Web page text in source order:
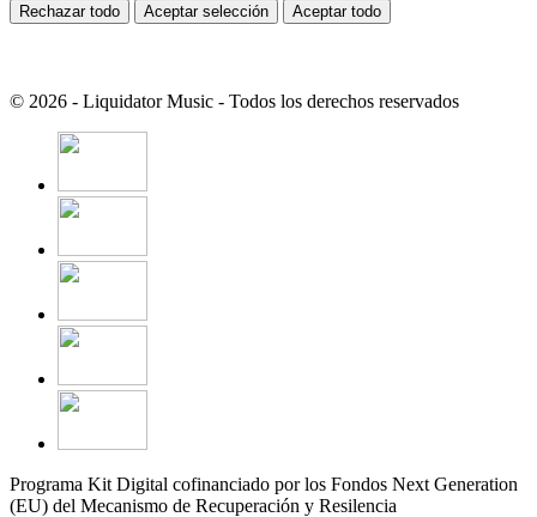
Rechazar todo
Aceptar selección Aceptar todo
© 2026 - Liquidator Music - Todos los derechos reservados
Programa Kit Digital cofinanciado por los Fondos Next Generation
(EU) del Mecanismo de Recuperación y Resilencia